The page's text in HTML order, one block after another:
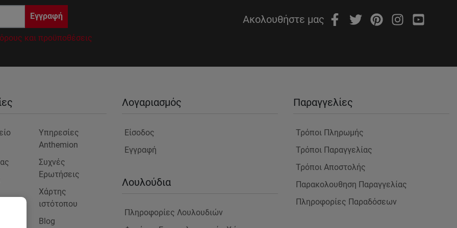
Εγγραφή
όρους και προϋποθέσεις
Ακολουθήστε μας
Υπηρεσίες
Anthemion
Συχνές
Ερωτήσεις
Χάρτης
ιστότοπου
Blog
Λογαριασμός
Είσοδος
Εγγραφή
Λουλούδια
Πληροφορίες Λουλουδιών
Παραγγελίες
Τρόποι Πληρωμής
Τρόποι Παραγγελίας
Τρόποι Αποστολής
Παρακολουθηση Παραγγελίας
Πληροφορίες Παραδόσεων